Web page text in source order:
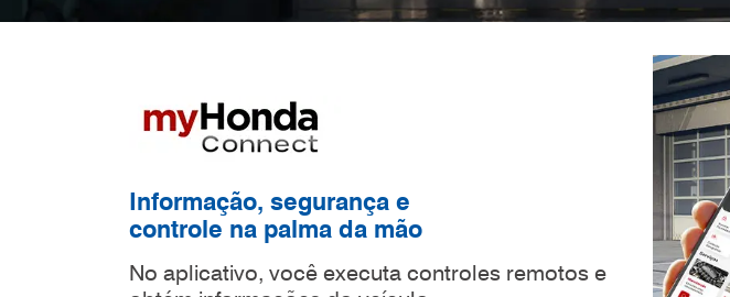
Informação, segurança e
controle na palma da mão
No aplicativo, você executa controles remotos e